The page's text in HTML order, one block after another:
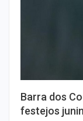
Barra dos
festejos